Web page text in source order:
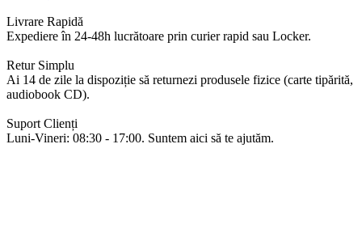
Livrare Rapidă
Expediere în 24-48h lucrătoare prin curier rapid sau Locker.
Retur Simplu
Ai 14 de zile la dispoziție să returnezi produsele fizice (carte tipărită,
audiobook CD).
Suport Clienți
Luni-Vineri: 08:30 - 17:00. Suntem aici să te ajutăm.